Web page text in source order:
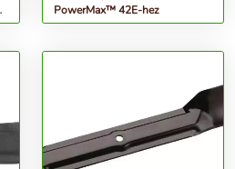
PowerMax™ 42E-hez